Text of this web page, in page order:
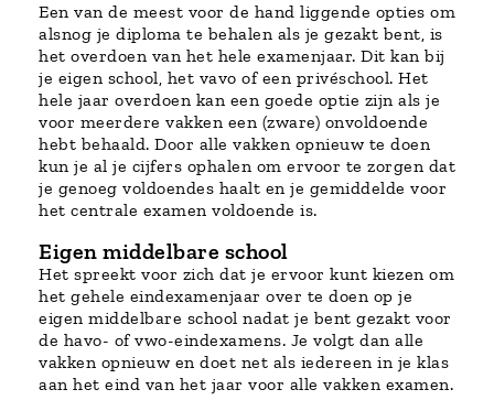
Een van de meest voor de hand liggende opties om
alsnog je diploma te behalen als je gezakt bent, is
het overdoen van het hele examenjaar. Dit kan bij
je eigen school, het vavo of een privéschool. Het
hele jaar overdoen kan een goede optie zijn als je
voor meerdere vakken een (zware) onvoldoende
hebt behaald. Door alle vakken opnieuw te doen
kun je al je cijfers ophalen om ervoor te zorgen dat
je genoeg voldoendes haalt en je gemiddelde voor
het centrale examen voldoende is.
Eigen middelbare school
Het spreekt voor zich dat je ervoor kunt kiezen om
het gehele eindexamenjaar over te doen op je
eigen middelbare school nadat je bent gezakt voor
de havo- of vwo-eindexamens. Je volgt dan alle
vakken opnieuw en doet net als iedereen in je klas
aan het eind van het jaar voor alle vakken examen.